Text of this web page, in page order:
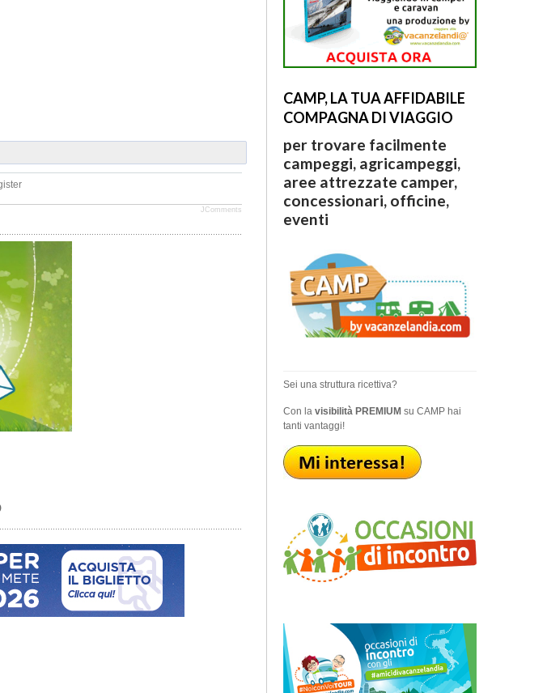
JComments
CAMP, LA TUA AFFIDABILE
COMPAGNA DI VIAGGIO
per trovare facilmente
campeggi, agricampeggi,
aree attrezzate camper,
concessionari, officine,
eventi
Sei una struttura ricettiva?
Con la visibilità PREMIUMsu CAMP hai
tanti vantaggi!